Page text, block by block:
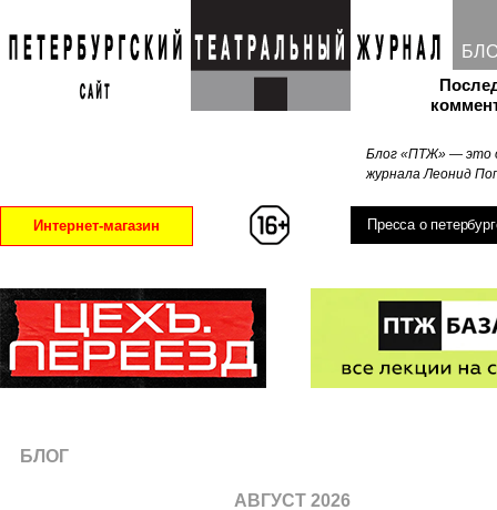
Блог «ПТЖ» — это
журнала Леонид
Интернет-магазин Пресса о
БЛОГ
АВГУСТ 2026